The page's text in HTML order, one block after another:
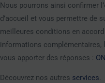
Nous pourrons ainsi confirmer
d’accueil et vous permettre de
meilleures conditions en
informations complémentaires,
vous apporter des réponses :
Découvrez nos autres services.